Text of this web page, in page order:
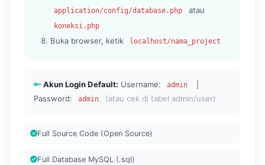
application/config/database.php atau
koneksi.php
Buka browser, ketik localhost/nama_project
Akun Login Default: Username: admin
Password:
admin (atau cek di tabel admin/user)
Full Source Code (Open Source)
Full Database MySQL (.sql)